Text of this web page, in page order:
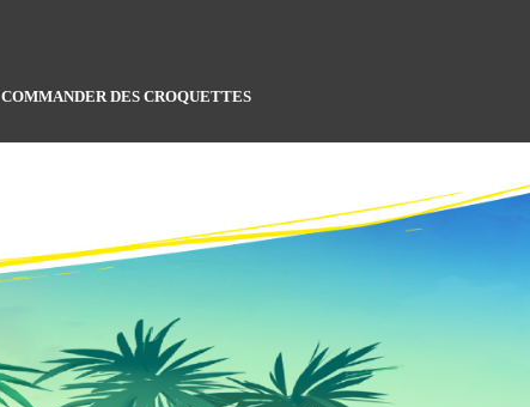
COMMANDER DES CROQUETTES